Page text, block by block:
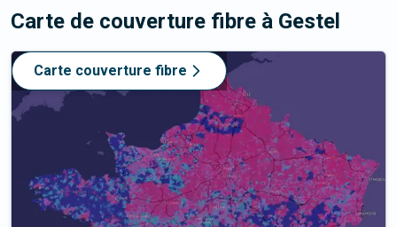
Carte de couverture fibre à Gestel
Carte couverture fibre